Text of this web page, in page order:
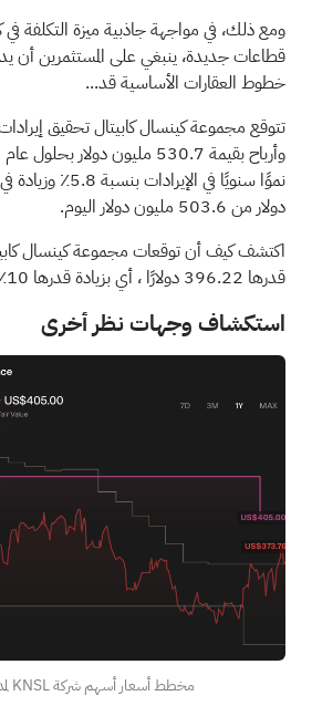
ومع ذلك، في مواجهة جاذبية ميزة التكلفة
قطاعات جديدة، ينبغي على المستثمرين أن
خطوط العقارات الأساسية قد...
دولار من 503.6 مليون دولار اليوم.
اكتشف كيف أن توقعات مجموعة كينسال
قدرها 396.22 دولارًا
، أي بزيادة قدرها 10٪ عن سعرها الحالي.
استكشاف وجهات نظر أخرى
مخطط أسعار أسهم شركة KNSL لمدة عام واحد